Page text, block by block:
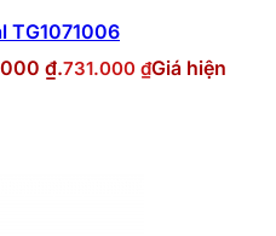
TG1071006
₫.731.000 ₫Giá hiện